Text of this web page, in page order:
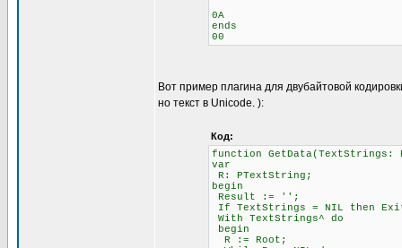
0A
ends
00
Вот пример плагина для двубайтовой
но текст в Unicode. ):
Код:
function
var
R: PTextString;
begin
Result := '';
If TextStrings = NIL then
With TextStrings^ do
begin
R := Root;